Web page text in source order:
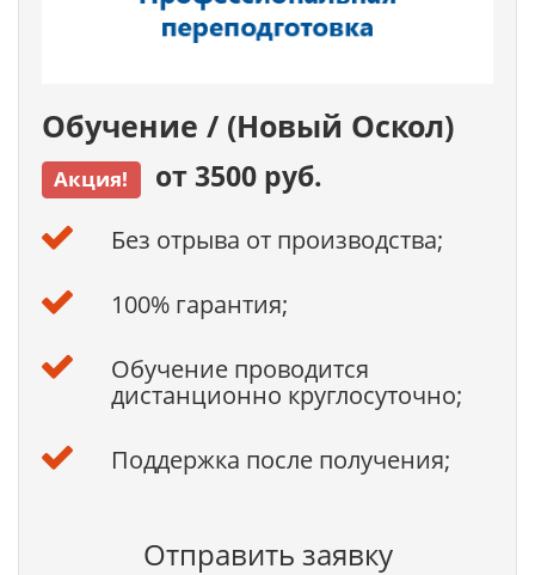
Обучение / (Новый Оскол)
Акция! от 3500 руб.
Без отрыва от производства;
100% гарантия;
Обучение проводится
дистанционно круглосуточно;
Поддержка после получения;
Отправить заявку